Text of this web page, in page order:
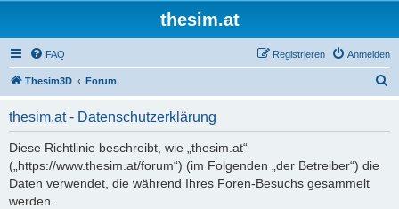
thesim.at
FAQ Anmelden
Registrieren
Thesim3D Forum
thesim.at - Datenschutzerklärung
Diese Richtlinie beschreibt, wie „thesim.at“
(„https://www.thesim.at/forum“) (im Folgenden „der Betreiber“) die
Daten verwendet, die während Ihres Foren-Besuchs gesammelt
werden.